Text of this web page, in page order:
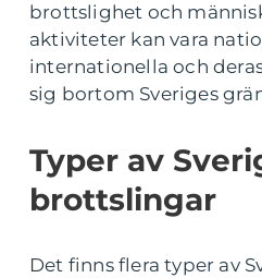
brottslighet och
aktiviteter kan vara
internationella och
sig bortom Sveriges
Typer av
brottslingar
Det finns flera typer av